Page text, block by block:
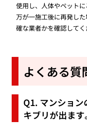
使用し、人体やペット
万が一施工後に再発し
確な業者かを確認してく
よくある質
Q1. マンショ
キブリが出ま